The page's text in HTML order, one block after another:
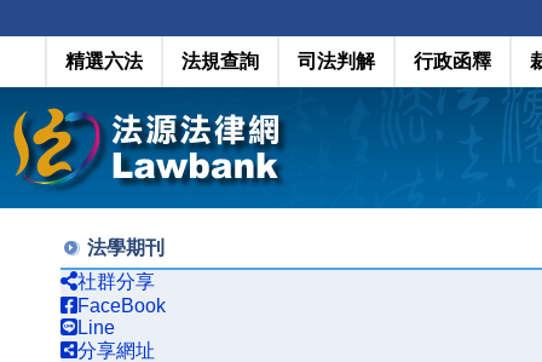
精選六法 法規查詢 司法判解 行政函釋
法學期刊
社群分享
FaceBook
Line
分享網址